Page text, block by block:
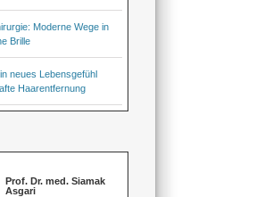
Moderne Wege in
Brille
neues Lebensgefühl
Haarentfernung
Prof. Dr. med. Siamak
Asgari